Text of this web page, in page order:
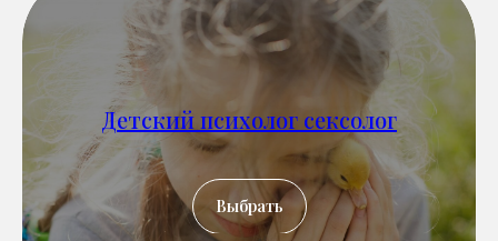
Детский психолог сексолог
Выбрать